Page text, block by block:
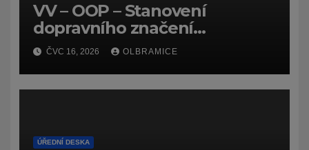
VV – OOP – Stanovení
dopravního značení
(dočasného) č.
7159/26/Olbramice
ČVC 16, 2026 OLBRAMICE
ÚŘEDNÍ DESKA